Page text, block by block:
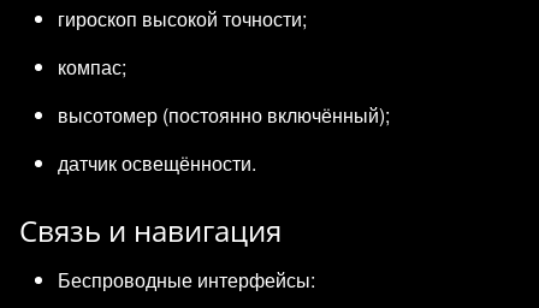
гироскоп высокой точности;
компас;
высотомер (постоянно включённый);
датчик освещённости.
Связь и навигация
Беспроводные интерфейсы: